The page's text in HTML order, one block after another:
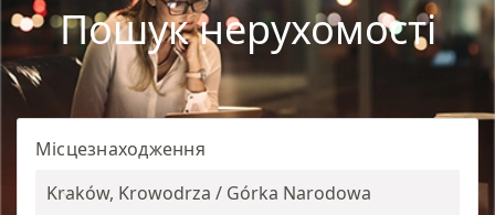
Пошук нерухомості
Місцезнаходження
Kraków, Krowodrza / Górka Narodowa